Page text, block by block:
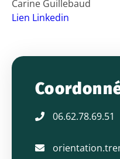
Carine Guillebaud
Lien Linkedin
06.62.78.69.51